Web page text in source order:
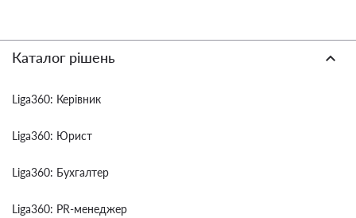
Каталог рішень
Liga360: Керівник
Liga360: Юрист
Liga360: Бухгалтер
Liga360: PR-менеджер